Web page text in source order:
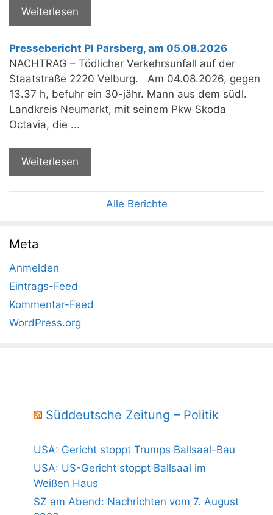
Weiterlesen
Pressebericht PI Parsberg, am 05.08.2026
NACHTRAG – Tödlicher Verkehrsunfall auf der
Staatstraße 2220 Velburg. Am 04.08.2026, gegen
13.37 h, befuhr ein 30-jähr. Mann aus dem südl.
Landkreis Neumarkt, mit seinem Pkw Skoda
Octavia, die ...
Weiterlesen
Alle Berichte
Meta
Anmelden
Eintrags-Feed
Kommentar-Feed
WordPress.org
Süddeutsche Zeitung – Politik
USA: Gericht stoppt Trumps Ballsaal-Bau
USA: US-Gericht stoppt Ballsaal im
Weißen Haus
SZ am Abend: Nachrichten vom 7. August